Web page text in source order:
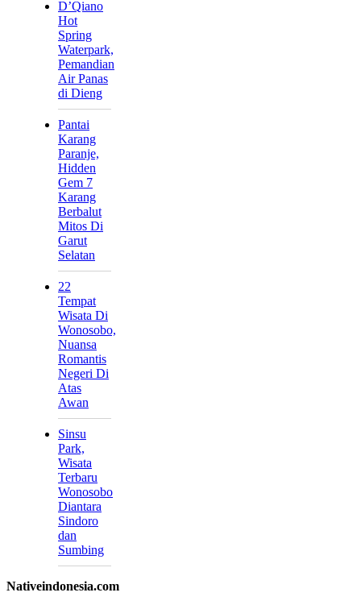
D’Qiano
Hot
Spring
Waterpark,
Pemandian
Air Panas
di Dieng
Pantai
Karang
Paranje,
Hidden
Gem 7
Karang
Berbalut
Mitos Di
Garut
Selatan
22
Tempat
Wisata Di
Wonosobo,
Nuansa
Romantis
Negeri Di
Atas
Awan
Sinsu
Park,
Wisata
Terbaru
Wonosobo
Diantara
Sindoro
dan
Sumbing
Nativeindonesia.com